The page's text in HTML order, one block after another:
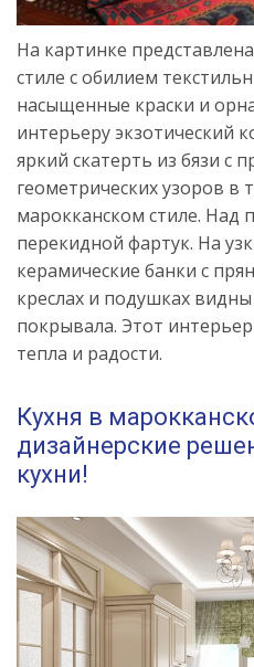
На картинке
стиле с обилием
насыщенные краски и
интерьеру экзотический
яркий скатерть из бязи с
геометрических узоров в
марокканском стиле. Над
перекидной фартук. На
керамические банки с
креслах и подушках
покрывала. Этот
тепла и радости.
Кухня в
дизайнерские
кухни!